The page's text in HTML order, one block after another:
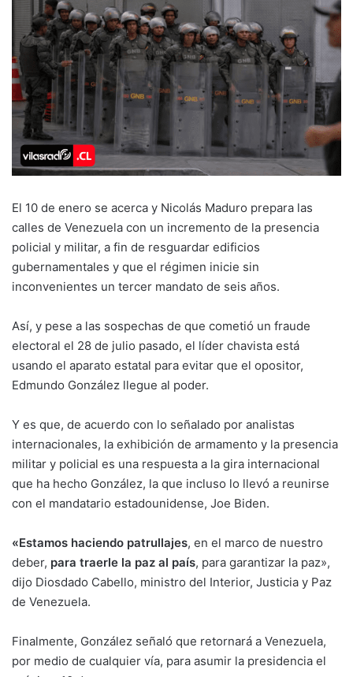
El 10 de enero se acerca y Nicolás Maduro prepara las
calles de Venezuela con un incremento de la presencia
policial y militar, a fin de resguardar edificios
gubernamentales y que el régimen inicie sin
inconvenientes un tercer mandato de seis años.
Así, y pese a las sospechas de que cometió un fraude
electoral el 28 de julio pasado, el líder chavista está
usando el aparato estatal para evitar que el opositor,
Edmundo González llegue al poder.
Y es que, de acuerdo con lo señalado por analistas
internacionales, la exhibición de armamento y la presencia
militar y policial es una respuesta a la gira internacional
que ha hecho González, la que incluso lo llevó a reunirse
con el mandatario estadounidense, Joe Biden.
«Estamos haciendo patrullajes, en el marco de nuestro
deber, para traerle la paz al país, para garantizar la paz»,
dijo Diosdado Cabello, ministro del Interior, Justicia y Paz
de Venezuela.
Finalmente, González señaló que retornará a Venezuela,
por medio de cualquier vía, para asumir la presidencia el